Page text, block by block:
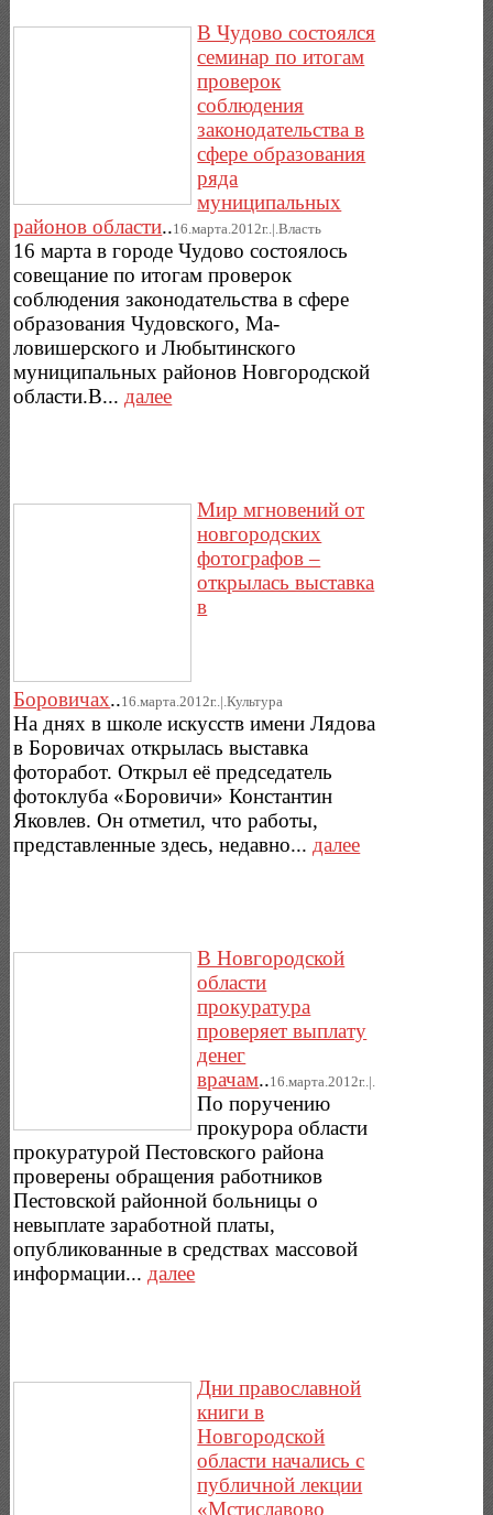
В Чудово состоялся
семинар по итогам
проверок
соблюдения
законодательства в
сфере образования
ряда
муниципальных
районов области..16.марта.2012г..|.Власть
16 марта в городе Чудово состоялось
совещание по итогам проверок
соблюдения законодательства в сфере
образования Чудовского, Ма-
ловишерского и Любытинского
муниципальных районов Новгородской
области.В... далее
Мир мгновений от
новгородских
фотографов –
открылась выставка
в
Боровичах..16.марта.2012г..|.Культура
На днях в школе искусств имени Лядова
в Боровичах открылась выставка
фоторабот. Открыл её председатель
фотоклуба «Боровичи» Константин
Яковлев. Он отметил, что работы,
представленные здесь, недавно... далее
В Новгородской
области
прокуратура
проверяет выплату
денег
врачам..16.марта.2012г..|.
По поручению
прокурора области
прокуратурой Пестовского района
проверены обращения работников
Пестовской районной больницы о
невыплате заработной платы,
опубликованные в средствах массовой
информации...далее
Дни православной
книги в
Новгородской
области начались с
публичной лекции
«Мстиславово